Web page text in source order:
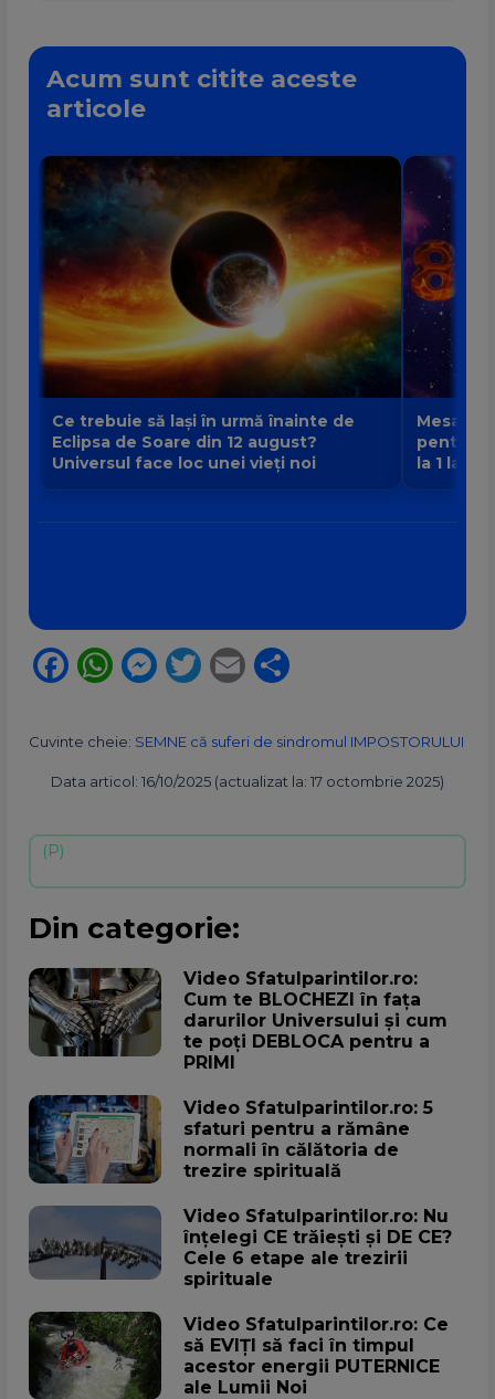
Acum sunt citite aceste
articole
Ce trebuie să lași în urmă înainte de
Eclipsa de Soare din 12 august?
Universul face loc unei vieți noi
Mesajul
pentru
la 1 la 9
Facebook
WhatsApp
Messenger
Twitter
Email
Cuvinte cheie: SEMNE că suferi de sindromul IMPOSTORULUI
Data articol: 16/10/2025 (actualizat la: 17 octombrie 2025)
Din categorie:
Video Sfatulparintilor.ro:
Cum te BLOCHEZI în fața
darurilor Universului și cum
te poți DEBLOCA pentru a
PRIMI
Video Sfatulparintilor.ro: 5
sfaturi pentru a rămâne
normali în călătoria de
trezire spirituală
Video Sfatulparintilor.ro: Nu
înțelegi CE trăiești și DE CE?
Cele 6 etape ale trezirii
spirituale
Video Sfatulparintilor.ro: Ce
să EVIȚI să faci în timpul
acestor energii PUTERNICE
ale Lumii Noi